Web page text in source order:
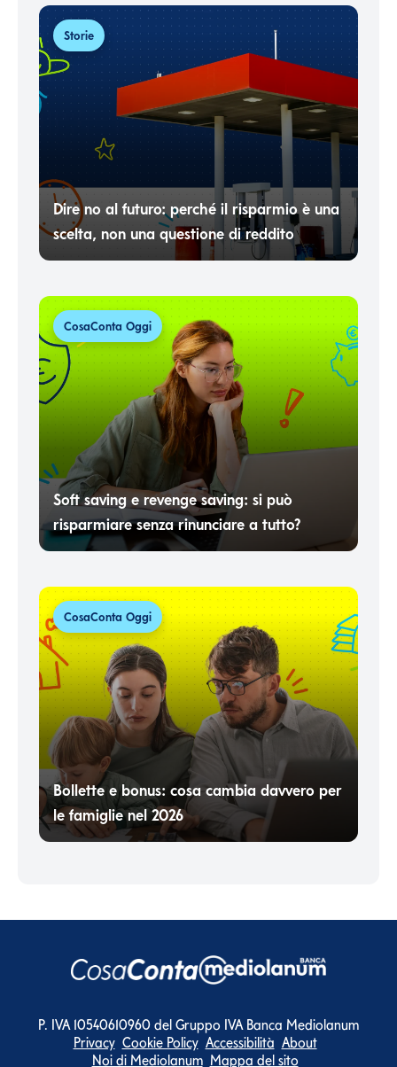
Storie
Dire no al futuro: perché il risparmio è una
scelta, non una questione di reddito
CosaConta Oggi
Soft saving e revenge saving: si può
risparmiare senza rinunciare a tutto?
CosaConta Oggi
Bollette e bonus: cosa cambia davvero per
le famiglie nel 2026
P. IVA 10540610960 del Gruppo IVA Banca Mediolanum
Privacy Cookie Policy Accessibilità About
Noi di Mediolanum Mappa del sito